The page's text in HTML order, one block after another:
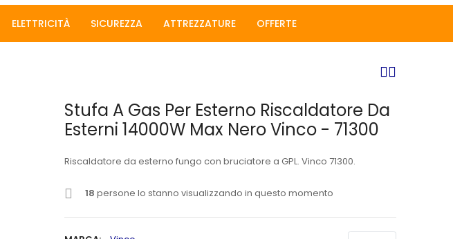
ELETTRICITÀ SICUREZZA ATTREZZATURE OFFERTE
Stufa A Gas Per Esterno Riscaldatore Da
Esterni 14000W Max Nero Vinco - 71300
Riscaldatore da esterno fungo con bruciatore a GPL. Vinco 71300.
18 persone lo stanno visualizzando in questo momento